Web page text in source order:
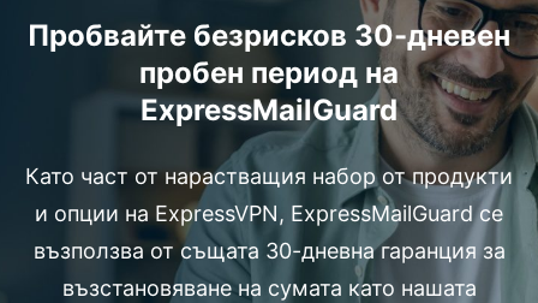
Пробвайте безрисков 30-дневен
пробен период на
ExpressMailGuard
Като част от нарастващия набор от продукти
и опции на ExpressVPN, ExpressMailGuard се
възползва от същата 30-дневна гаранция за
възстановяване на сумата като нашата